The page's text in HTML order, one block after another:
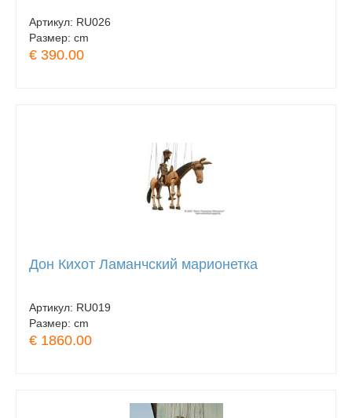
Артикул: RU026
Размер: cm
€ 390.00
Дон Кихот Ламанчский марионетка
Артикул: RU019
Размер: cm
€ 1860.00